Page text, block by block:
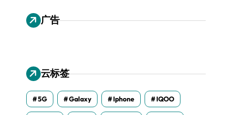
广告
云标签
5G Galaxy Iphone IQOO